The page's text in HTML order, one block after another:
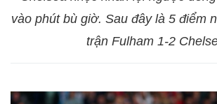
vào phút bù giờ. Sau đây là 5 điểm
trận Fulham 1-2